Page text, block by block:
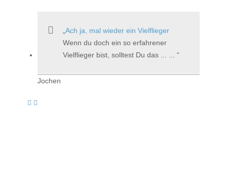
Ach ja, mal wieder ein Vielflieger
Wenn du doch ein so erfahrener
Vielflieger bist, solltest Du das ... ...
Jochen